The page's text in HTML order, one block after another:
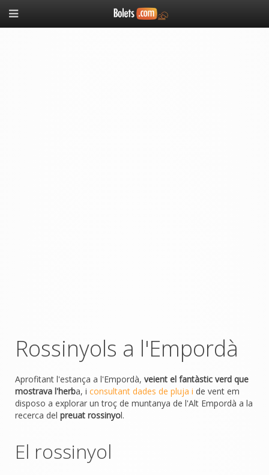
Rossinyols a l'Empordà
Aprofitant l'estança a l'Empordà, veient el fantàstic verd que
mostrava l'herba, i consultant dades de pluja i de vent em
disposo a explorar un troç de muntanya de l'Alt Empordà a la
recerca del preuat rossinyol.
El rossinyol